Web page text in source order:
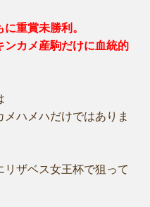
重賞未勝利。
ンカメ産駒だけに血統的
ハメハだけではありま
ザベス女王杯で狙って